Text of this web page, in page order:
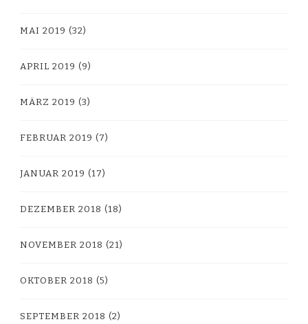
MAI 2019 (32)
APRIL 2019 (9)
MÄRZ 2019 (3)
FEBRUAR 2019 (7)
JANUAR 2019 (17)
DEZEMBER 2018 (18)
NOVEMBER 2018 (21)
OKTOBER 2018 (5)
SEPTEMBER 2018 (2)